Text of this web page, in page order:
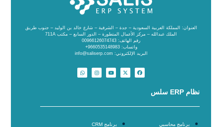
العنوان: المملكة العربية السعودية – جدة – الشرفية – شارع خالد بن الوليد – جنوب طريق
الملك عبدالله – مركز الأعمال المتطورة – الدور السابع – مكتب 711A
رقم الهاتف: 00966126074743
واتساب: 9660535148983+
البريد الإلكتروني: info@saliserp.com
نظام ERP سلس
برنامج محاسبي برنامج CRM